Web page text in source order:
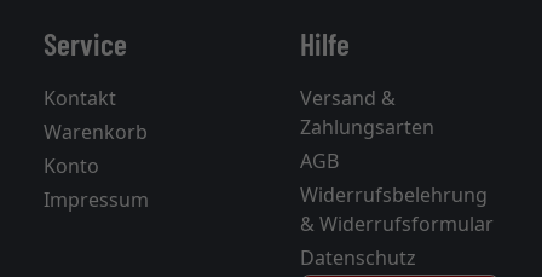
Service
Kontakt
Warenkorb
Konto
Impressum
Hilfe
Versand &
Zahlungsarten
AGB
Widerrufsbelehrung
& Widerrufsformular
Datenschutz